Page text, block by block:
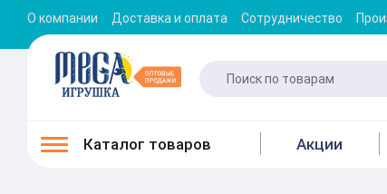
О компании Доставка и оплата Сотрудничество
Каталог товаров Акции